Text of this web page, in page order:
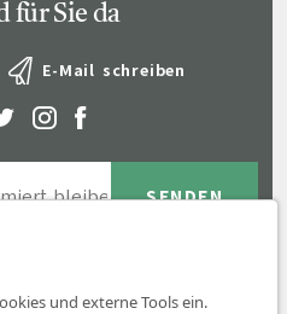
für Sie da
E-Mail schreiben
und externe Tools ein.